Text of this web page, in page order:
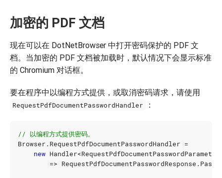
加密的 PDF 文档
现在可以在 DotNetBrowser 中打开密码保护的 PDF 文
档。当加密的 PDF 文档被加载时，默认情况下会显示标准
的 Chromium 对话框。
要在程序中以编程方式提供，或取消密码请求，请使用
RequestPdfDocumentPasswordHandler ：
// 以编程方式提供密码。
Browser . RequestPdfDocumentPasswordHandler =
new Handler<
=> RequestPdfDocumentPasswordResponse .